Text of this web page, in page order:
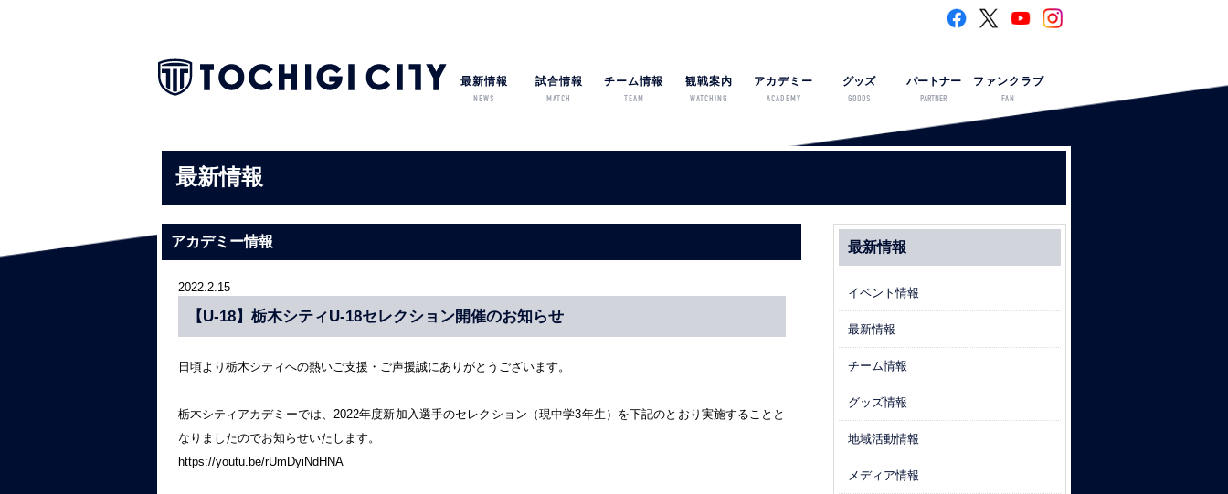
最新情報
NEWS
試合情報
MATCH
チーム情報
TEAM
観戦案内
WATCHING
アカデミー
ACADEMY
グッズ
GOODS
パートナー
PARTNER
ファンクラブ
FAN
最新情報
アカデミー情報
2022.2.15
【U-18】栃木シティU-18セレクション開催のお知らせ
日頃より栃木シティへの熱いご支援・ご声援誠にありがとうございます。
栃木シティアカデミーでは、2022年度新加入選手のセレクション（現中学3年生）を下記のとおり実施することと
なりましたのでお知らせいたします。
https://youtu.be/rUmDyiNdHNA
最新情報
イベント情報
最新情報
チーム情報
グッズ情報
地域活動情報
メディア情報